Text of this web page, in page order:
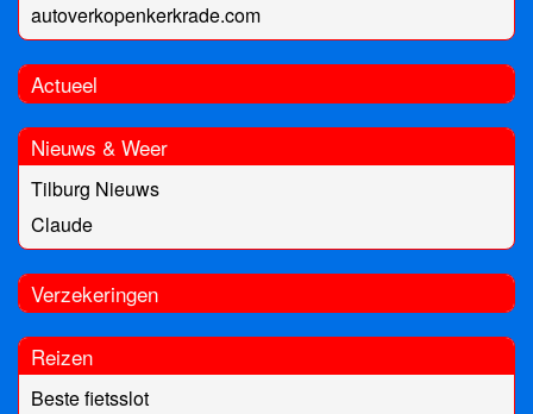
autoverkopenkerkrade.com
Actueel
Nieuws & Weer
Tilburg Nieuws
Claude
Verzekeringen
Reizen
Beste fietsslot